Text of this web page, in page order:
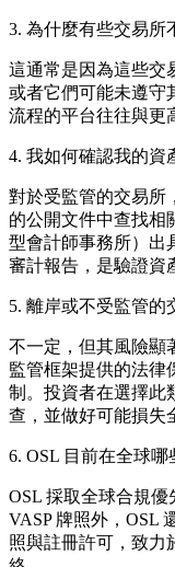
3. 為什麼有些交易所
這通常是因為這些交
或者它們可能未遵守
流程的平台往往與更
4. 我如何確認我的資
對於受監管的交易所
的公開文件中查找相
型會計師事務所）出
審計報告，是驗證資
5. 離岸或不受監管的
不一定，但其風險顯
監管框架提供的法律
制。投資者在選擇此
查，並做好可能損失
6. OSL 目前在全球
OSL 採取全球合規優
VASP 牌照外，OSL
照與註冊許可，致力